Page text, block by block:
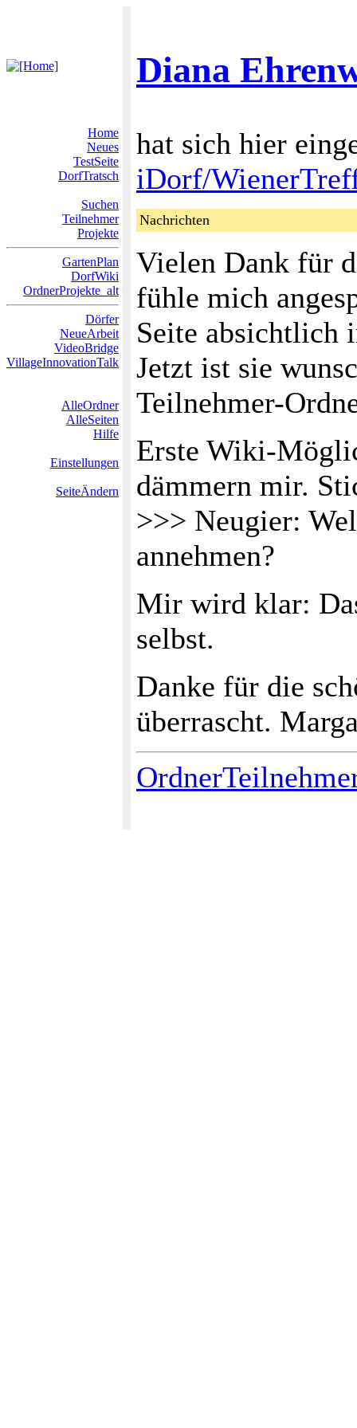
Diana
Home
Neues
TestSeite
DorfTratsch
Suchen
Teilnehmer
Projekte
GartenPlan
DorfWiki
OrdnerProjekte_alt
Dörfer
NeueArbeit
VideoBridge
VillageInnovationTalk
AlleOrdner
AlleSeiten
Hilfe
Einstellungen
SeiteÄndern
hat sich hier
iDorf/
Nachrichten
Vielen Dank für
fühle mich
Seite absichtlich
Jetzt ist sie
Teilnehmer-
Erste Wiki-
dämmern mir.
>>> Neugier:
annehmen?
Mir wird klar:
selbst.
Danke für die
überrascht.